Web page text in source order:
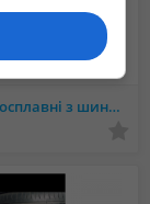
Диски легкосплавні з шинами - 4шт.